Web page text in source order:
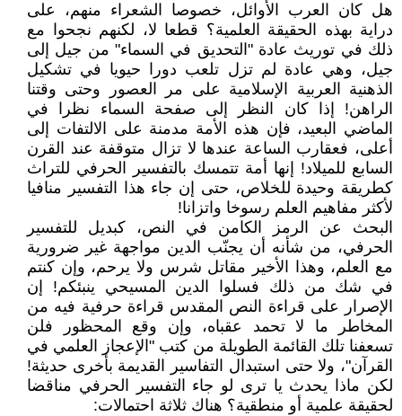
هل كان العرب الأوائل، خصوصا الشعراء منهم، على
دراية بهذه الحقيقة العلمية؟ قطعا لا، لكنهم نجحوا مع
ذلك في توريث عادة "التحديق في السماء" من جيل إلى
جيل، وهي عادة لم تزل تلعب دورا حيويا في تشكيل
الذهنية العربية الإسلامية على مر العصور وحتى وقتنا
الراهن! إذا كان النظر إلى صفحة السماء نظرا في
الماضي البعيد، فإن هذه الأمة مدمنة على الالتفات إلى
أعلى، فعقارب الساعة عندها لا تزال متوقفة عند القرن
السابع للميلاد! إنها أمة تتمسك بالتفسير الحرفي للتراث
كطريقة وحيدة للخلاص، حتى إن جاء هذا التفسير منافيا
لأكثر مفاهيم العلم رسوخا واتزانا!
البحث عن الرمز الكامن في النص، كبديل للتفسير
الحرفي، من شأنه أن يجنّب الدين مواجهة غير ضرورية
مع العلم، وهذا الأخير مقاتل شرس ولا يرحم، وإن كنتم
في شك من ذلك فسلوا الدين المسيحي ينبئكم! إن
الإصرار على قراءة النص المقدس قراءة حرفية فيه من
المخاطر ما لا تحمد عقباه، وإن وقع المحظور فلن
تسعفنا تلك القائمة الطويلة من كتب "الإعجاز العلمي في
القرآن"، ولا حتى استبدال التفاسير القديمة بأخرى حديثة!
لكن ماذا يحدث يا ترى لو جاء التفسير الحرفي مناقضا
لحقيقة علمية أو منطقية؟ هناك ثلاثة احتمالات: